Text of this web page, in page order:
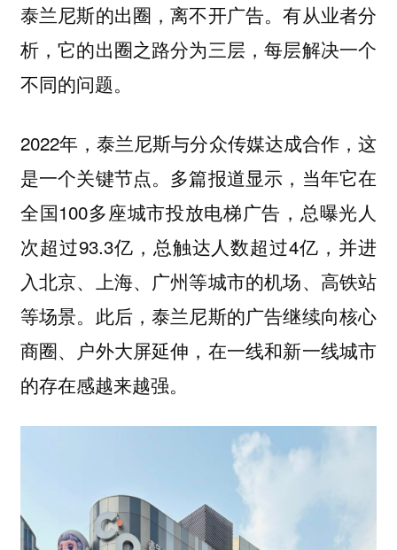
泰兰尼斯的出圈，离不开广告。有从业者分
析，它的出圈之路分为三层，每层解决一个
不同的问题。
2022年，泰兰尼斯与分众传媒达成合作，这
是一个关键节点。多篇报道显示，当年它在
全国100多座城市投放电梯广告，总曝光人
次超过93.3亿，总触达人数超过4亿，并进
入北京、上海、广州等城市的机场、高铁站
等场景。此后，泰兰尼斯的广告继续向核心
商圈、户外大屏延伸，在一线和新一线城市
的存在感越来越强。